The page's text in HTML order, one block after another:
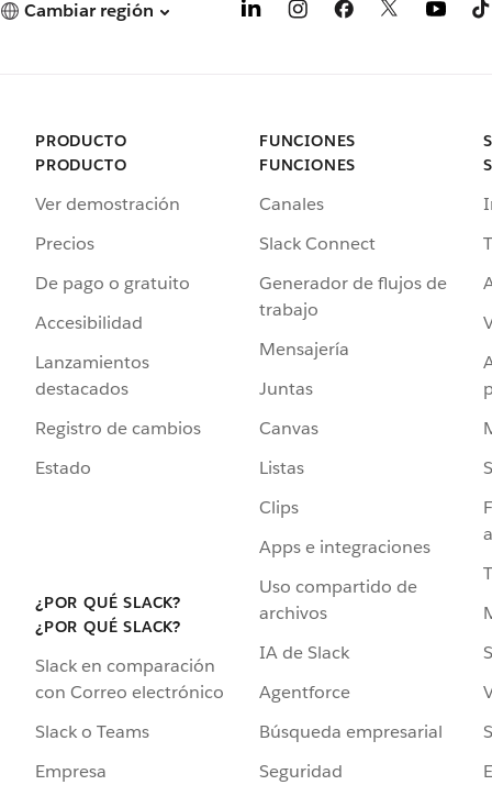
Cambiar región
PRODUCTO
PRODUCTO
Ver demostración
Precios
De pago o gratuito
Accesibilidad
Lanzamientos
destacados
Registro de cambios
Estado
¿POR QUÉ SLACK?
¿POR QUÉ SLACK?
Slack en comparación
con Correo electrónico
Slack o Teams
Empresa
FUNCIONES
FUNCIONES
Canales
Slack Connect
Generador de flujos de
trabajo
Mensajería
Juntas
Canvas
Listas
Clips
Apps e integraciones
Uso compartido de
archivos
IA de Slack
Agentforce
Búsqueda empresarial
Seguridad